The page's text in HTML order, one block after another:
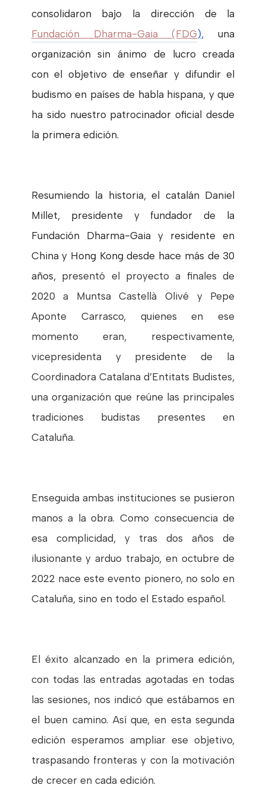
consolidaron bajo la dirección de la
Fundación Dharma-Gaia (FDG), una
organización
sin ánimo de lucro creada
con el objetivo de enseñar y difundir el
budismo en países de habla hispana, y que
ha sido nuestro patrocinador oficial desde
la primera edición.
Resumiendo la historia, el catalán Daniel
Millet, presidente y fundador de la
Fundación Dharma-Gaia y residente en
China y Hong Kong desde hace más de 30
años,presentó el proyecto a finales de
2020 a Muntsa Castellà Olivé y Pepe
Aponte Carrasco, quienes en ese
momento eran, respectivamente,
vicepresidenta y presidente de la
Coordinadora Catalana d’Entitats Budistes,
una organización que reúne las principales
tradiciones budistas presentes en
Cataluña.
Enseguida ambas instituciones se pusieron
manos a la obra. Como consecuencia de
esa complicidad, y tras dos años de
ilusionante y arduo trabajo, en octubre de
2022 nace este evento pionero, no solo en
Cataluña, sino en todo el Estado español.
El éxito alcanzado en la primera edición,
con todas las entradas agotadas en todas
las sesiones, nos indicó que estábamos en
el buen camino. Así que, en esta segunda
edición esperamos ampliar ese objetivo,
traspasando fronteras y con la motivación
de crecer en cada edición.